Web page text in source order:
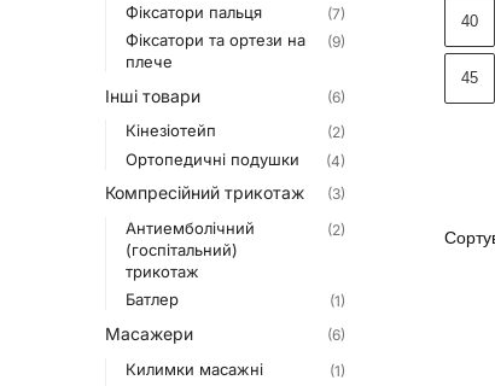
40
45
Фіксатори пальця (7)
Фіксатори та ортези на
плече
(9)
Інші товари (6)
Кінезіотейп (2)
Ортопедичні подушки (4)
Компресійний трикотаж (3)
Антиемболічний
(госпітальний)
трикотаж
(2)
Батлер (1)
Масажери (6)
Килимки масажні (1)